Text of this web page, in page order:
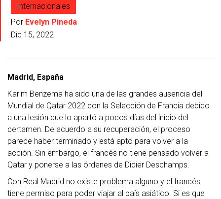
Internacionales
Por Evelyn Pineda
Dic 15, 2022
Madrid, España
Karim Benzema ha sido una de las grandes ausencia del
Mundial de Qatar 2022 con la Selección de Francia debido
a una lesión que lo apartó a pocos días del inicio del
certamen. De acuerdo a su recuperación, el proceso
parece haber terminado y está apto para volver a la
acción. Sin embargo, el francés no tiene pensado volver a
Qatar y ponerse a las órdenes de Didier Deschamps.
Con Real Madrid no existe problema alguno y el francés
tiene permiso para poder viajar al país asiático. Si es que